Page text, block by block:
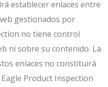
establecer enlaces entre
gestionados por
no tiene control
ni sobre su contenido. La
enlaces no constituirá
Product Inspection